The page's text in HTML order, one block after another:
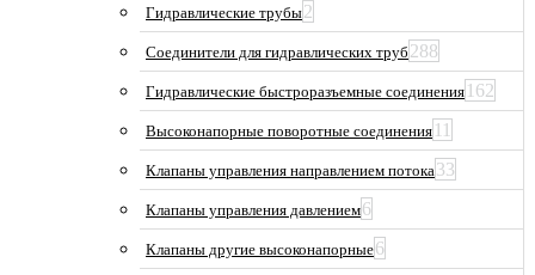
Гидравлические трубы2
Соединители для гидравлических труб 288
Гидравлические быстроразъемные соединения 162
Высоконапорные поворотные соединения 11
Клапаны управления направлением потока33
Клапаны управления давлением6
Клапаны другие высоконапорные6